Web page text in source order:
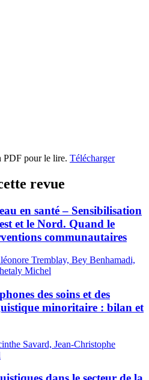
PDF pour le lire. Télécharger
revue
en santé – Sensibilisation
et le Nord. Quand le
communautaires
Tremblay, Bey Benhamadi,
Michel
des soins et des
minoritaire : bilan et
Savard, Jean-Christophe